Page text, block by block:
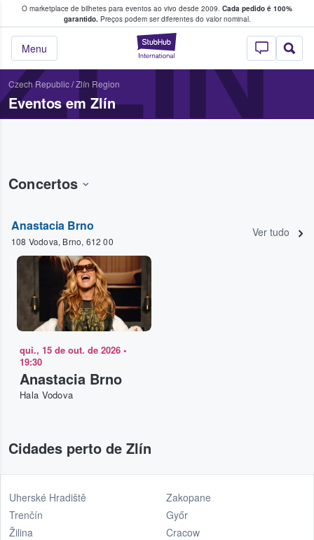
O marketplace de bilhetes para eventos ao vivo desde 2009. Cada pedido é 100%
garantido.Preços podem ser diferentes do valor nominal.
StubHub – onde
Menu
fãs compram e vendem bilhetes
Czech Republic/Zlín Region
Eventos em Zlín
Concertos
Anastacia Brno
108 Vodova, Brno, 612 00
Ver tudo
qui., 15 de out. de 2026 •
19:30
Anastacia Brno
Hala Vodova
Cidades perto de Zlín
Uherské Hradiště
Trenčín
Žilina
Zakopane
Győr
Cracow